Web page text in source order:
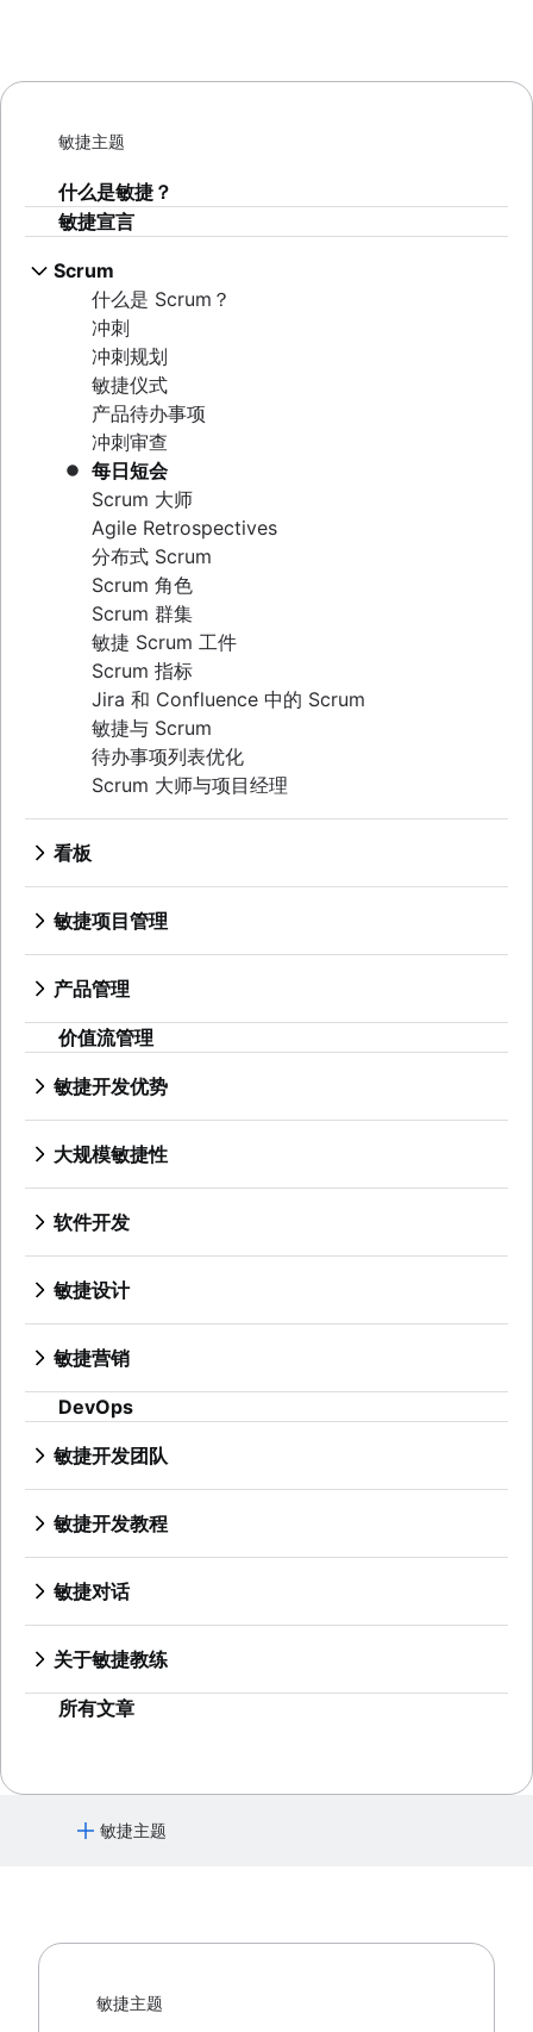
敏捷主题
什么是敏捷？
敏捷宣言
Scrum
什么是 Scrum？
冲刺
冲刺规划
敏捷仪式
产品待办事项
冲刺审查
每日短会
Scrum 大师
Agile Retrospectives
分布式 Scrum
Scrum 角色
Scrum 群集
敏捷 Scrum 工件
Scrum 指标
Jira 和 Confluence 中的 Scrum
敏捷与 Scrum
待办事项列表优化
Scrum 大师与项目经理
看板
什么是看板？
看板
WIP 限制
Kanplan
看板卡
敏捷项目管理
什么是敏捷项目管理？
敏捷方法与瀑布式方法对比分析
人工智能工作流自动化
敏捷长篇故事
用户故事
故事点和估算
敏捷开发指标
甘特图
免费的项目管理软件
项目集经理与项目经理对比分析
项目基线
持续改进
Scrum 的支柱
瀑布方法
Scrum 速度
就绪标准
Scrumban
精益方法
燃起图
看板原则
看板指标
待办事项列表梳理
工作范围
敏捷项目管理工具
产品管理
什么是产品管理？
产品路线图
产品经理
新任产品经理的建议
产品路线图演示
产品要求
产品分析
远程产品管理
最简可行产品
产品发现
产品规格
产品开发策略
产品开发软件
新产品开发流程
产品评判
产品优先级排序框架
产品功能
产品生命周期管理
产品路线图软件
产品发布清单
产品运营
产品项目组合管理
人工智能产品管理
产品发布
产品发布时间线
价值流管理
敏捷开发优势
敏捷的优势是什么？
从业务战略到开发
敏捷竞争优势
实现敏捷
大规模敏捷性
什么是规模化敏捷？
管理敏捷项目组合
长期敏捷规划
Scaled Agile Framework
敏捷 Spotify 模型
敏捷铁三角
大规模 Scrum 框架
改进型 Kata
敏捷开发扩展基础知识以外的信息
软件开发
什么是软件开发？
软件开发人员
分支策略
在 Git 中创建分支
代码审查
软件发布
技术债务
敏捷测试
事件响应
持续集成
软件开发生命周期
缺陷分类
Adaptive software development
敏捷设计
什么是敏捷设计？
设计流程
协作设计
Design sprint
敏捷营销
什么是敏捷营销？
营销项目经理
敏捷营销团队
人工智能营销自动化
DevOps
敏捷开发团队
什么是敏捷团队？
远程团队
敏捷专家
Agilent 的敏捷之旅
Jira Advanced Roadmaps
Twitter 如何使用 Jira
敏捷开发教程
Jira 教程
使用 Jira 和 Confluence 开展冲刺优化
Jira 的看板
Jira 中的长篇故事
在 Jira 中创建敏捷面板
Jira 的燃尽图
敏捷对话
借助 Jira 开展敏捷沟通
营销敏捷性
敏捷客户研究
大处着眼，小处着手
关于敏捷教练
敏捷教练团队
所有文章
敏捷主题
Scrum
冲刺
敏捷主题